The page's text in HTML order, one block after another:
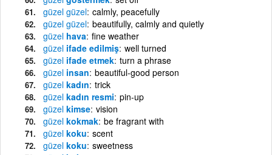
güzel güzel calmly, peacefully
güzel güzel beautifully, calmly and quietly
güzel hava fine weather
güzel ifade edilmiş well turned
güzel ifade etmek turn a phrase
güzel insan beautiful-good person
güzel kadın trick
güzel kadın resmi pin-up
güzel kimse vision
güzel kokmak be fragrant with
güzel koku scent
güzel koku sweetness